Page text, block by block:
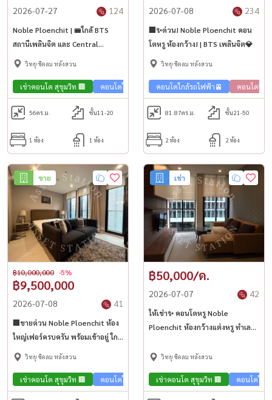
2026-07-27 124
Noble Ploenchit | 🚝ใกล้ BTS
สถานีเพลินจิต และ Central
Embassy
วิทยุ ชิดลม หลังสวน
เช่าคอนโด สุขุมวิท 🏢 คอนโดใกล้รถไฟฟ้า🚈 คอนโดวิวเมือง🌇 ขายคอ
56ตร.ม. ชั้น11-20
1 ห้อง 1 ห้อง
2026-07-08 234
🏢✨ด่วน! Noble Ploenchit คอน
โดหรู ห้องกว้าง! | BTS เพลินจิต💎
วิทยุ ชิดลม หลังสวน
คอนโดใกล้รถไฟฟ้า🚈 คอนโดวิวเ
81.87ตร.ม. ชั้น21-50
2 ห้อง 2 ห้อง
ขาย
฿9,500,000
฿10,000,000 -5%
2026-07-08 41
🏢ขายด่วน Noble Ploenchit ห้อง
ใหญ่เฟอร์ครบครัน พร้อมเข้าอยู่ ใกล้
BTS เพลินจิต🏙️
วิทยุ ชิดลม หลังสวน
เช่าคอนโด สุขุมวิท 🏢 คอนโดใกล้รถไฟฟ้า🚈
เช่า
฿50,000/ด.
2026-07-07 42
ให้เช่า✨ คอนโดหรู Noble
Ploenchit ห้องกว้างแต่งหรู ทำเล
วิทยุ ชิดลม หลังสวน
เช่าคอนโด สุขุมวิท 🏢 คอนโดใก